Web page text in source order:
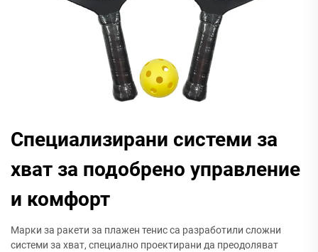
Специализирани системи за
хват за подобрено управление
и комфорт
Марки за ракети за плажен тенис са разработили сложни
системи за хват, специално проектирани да преодоляват